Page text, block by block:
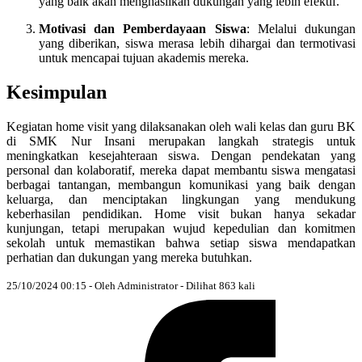
Motivasi dan Pemberdayaan Siswa: Melalui dukungan
yang diberikan, siswa merasa lebih dihargai dan termotivasi
untuk mencapai tujuan akademis mereka.
Kesimpulan
Kegiatan home visit yang dilaksanakan oleh wali kelas dan guru BK
di SMK Nur Insani merupakan langkah strategis untuk
meningkatkan kesejahteraan siswa. Dengan pendekatan yang
personal dan kolaboratif, mereka dapat membantu siswa mengatasi
berbagai tantangan, membangun komunikasi yang baik dengan
keluarga, dan menciptakan lingkungan yang mendukung
keberhasilan pendidikan. Home visit bukan hanya sekadar
kunjungan, tetapi merupakan wujud kepedulian dan komitmen
sekolah untuk memastikan bahwa setiap siswa mendapatkan
perhatian dan dukungan yang mereka butuhkan.
25/10/2024 00:15 - Oleh Administrator - Dilihat 863 kali